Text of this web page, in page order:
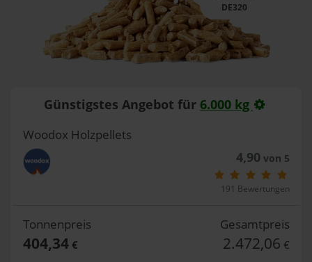
DE320
Günstigstes Angebot für 6.000 kg
Woodox Holzpellets
4,90 von 5
191 Bewertungen
Tonnenpreis
404,34€
Gesamtpreis
2.472,06 €